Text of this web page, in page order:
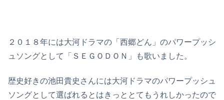
２０１８年には大河ドラマの「西郷どん」のパワープッシ
ュソングとして「ＳＥＧＯＤＯＮ」も歌いました。
歴史好きの池田貴史さんには大河ドラマのパワープッシュ
ソングとして選ばれるとはきっととてもうれしかったので